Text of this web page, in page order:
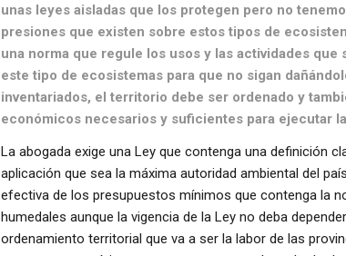
unas leyes aisladas que los protegen pero no
presiones que existen sobre estos tipos de
una norma que regule los usos y las actividades
este tipo de ecosistemas para que no sigan
inventariados, el territorio debe ser ordenado y
económicos necesarios y suficientes para ejecutar
La abogada exige una Ley que contenga una definición
aplicación que sea la máxima autoridad ambiental del
efectiva de los presupuestos mínimos que contenga la
humedales aunque la vigencia de la Ley no deba
ordenamiento territorial que va a ser la labor de las